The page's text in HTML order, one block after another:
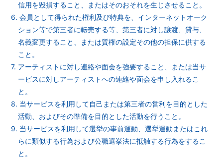
信用を毀損すること、またはそのおそれを生じさせること。
6. 会員として得られた権利及び特典を、インターネットオーク
ション等で第三者に転売する等、第三者に対し譲渡、貸与、
名義変更すること、または質権の設定その他の担保に供する
こと。
7. アーティストに対し連絡や面会を強要すること、または当サ
ービスに対しアーティストへの連絡や面会を申し入れるこ
と。
8. 当サービスを利用して自己または第三者の営利を目的とした
活動、およびその準備を目的とした活動を行うこと。
9. 当サービスを利用して選挙の事前運動、選挙運動またはこれ
らに類似する行為および公職選挙法に抵触する行為をするこ
と。